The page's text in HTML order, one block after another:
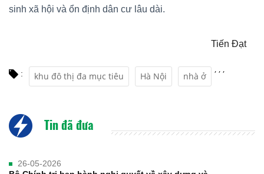
sinh xã hội và ổn định dân cư lâu dài.
Tiến Đạt
: khu đô thị đa mục tiêu
,
Hà Nội
,
nhà ở
,
Tin đã đưa
26-05-2026